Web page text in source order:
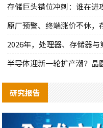
存储巨头错位冲刺：谁在进
原厂预警、终端涨价不休，
2026年，处理器、存储器与
半导体迎新一轮扩产潮？晶
研究报告